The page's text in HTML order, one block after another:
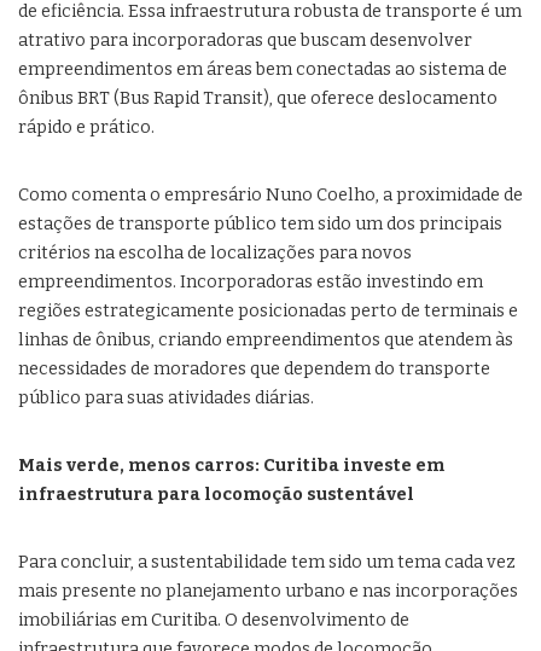
de eficiência. Essa infraestrutura robusta de transporte é um
atrativo para incorporadoras que buscam desenvolver
empreendimentos em áreas bem conectadas ao sistema de
ônibus BRT (Bus Rapid Transit), que oferece deslocamento
rápido e prático.
Como comenta o empresário Nuno Coelho, a proximidade de
estações de transporte público tem sido um dos principais
critérios na escolha de localizações para novos
empreendimentos. Incorporadoras estão investindo em
regiões estrategicamente posicionadas perto de terminais e
linhas de ônibus, criando empreendimentos que atendem às
necessidades de moradores que dependem do transporte
público para suas atividades diárias.
Mais verde, menos carros: Curitiba investe em
infraestrutura para locomoção sustentável
Para concluir, a sustentabilidade tem sido um tema cada vez
mais presente no planejamento urbano e nas incorporações
imobiliárias em Curitiba. O desenvolvimento de